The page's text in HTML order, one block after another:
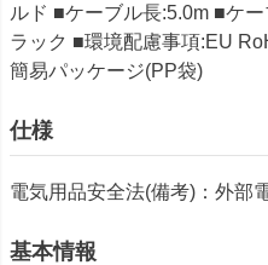
ルド ■ケーブル長:5.0m ■ケ
ラック ■環境配慮事項:EU
簡易パッケージ(PP袋)
仕様
電気用品安全法(備考)：外部
基本情報